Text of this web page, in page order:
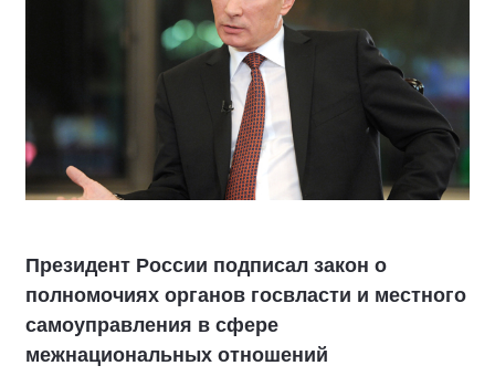
Президент России подписал закон о
полномочиях органов госвласти и местного
самоуправления в сфере
межнациональных отношений